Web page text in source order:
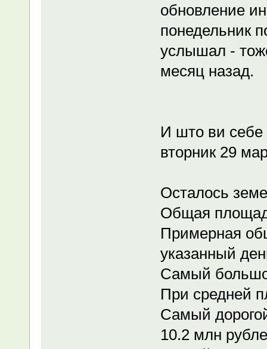
обновление
понедельник
услышал -
месяц назад.
И што ви себе
вторник 29
Осталось
Общая
Примерная
указанный
Самый
При средней
Самый
10.2 млн